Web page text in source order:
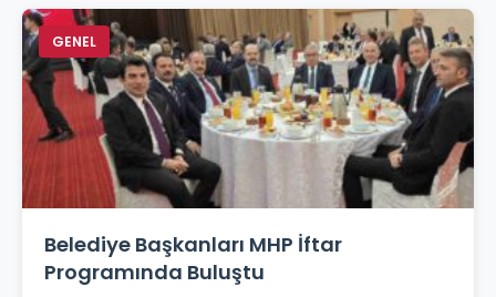
GENEL
Belediye Başkanları MHP İftar
Programında Buluştu